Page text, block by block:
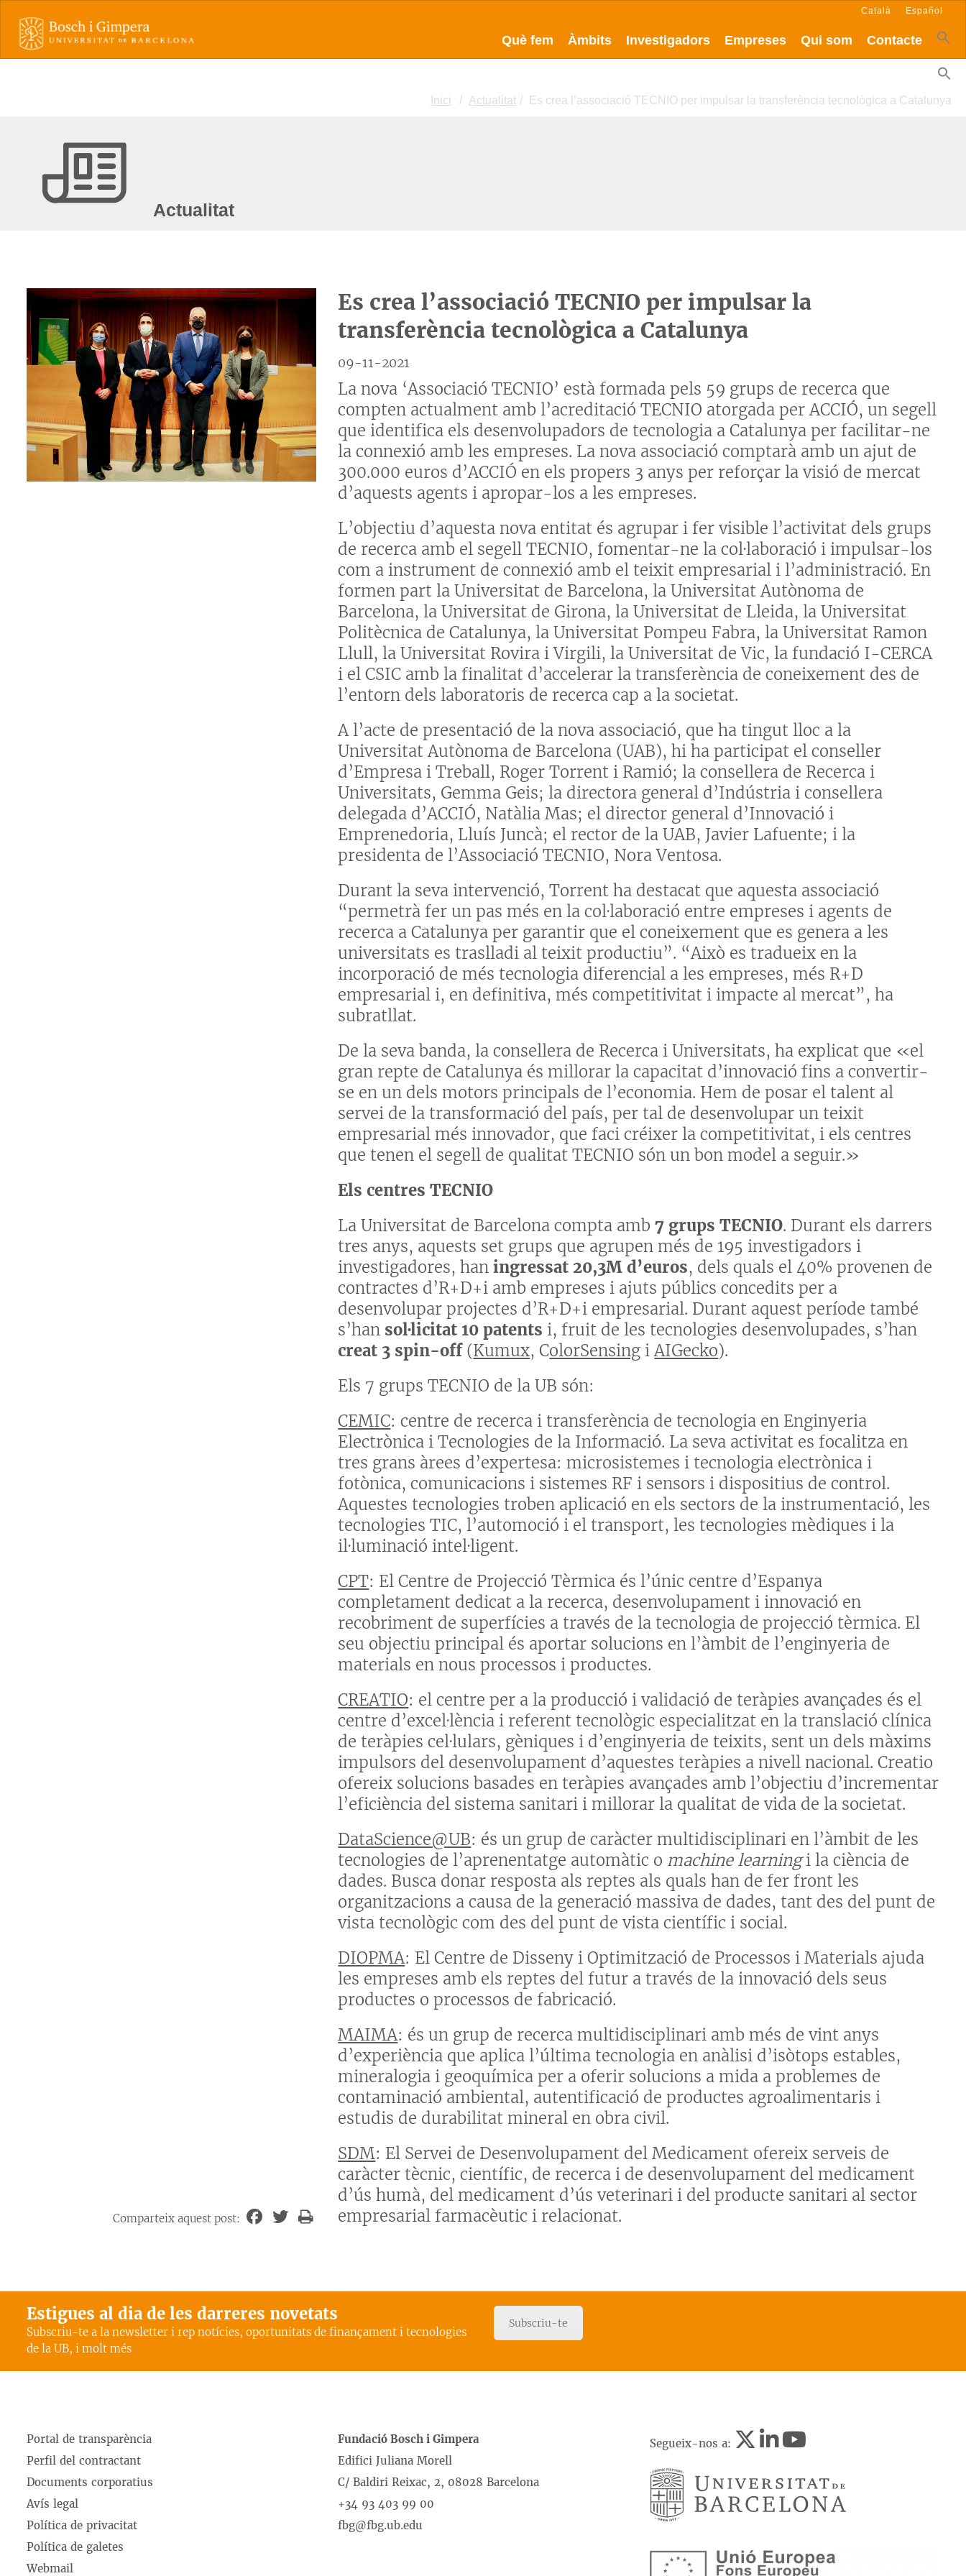
Què fem Àmbits Investigadors Empreses Qui som Contacte
Català Español
Inici Actualitat Es crea l’associació TECNIO per impulsar la transferència tecnològica a Catalunya
Actualitat
Es crea l’associació TECNIO per impulsar la
transferència tecnològica a Catalunya
09-11-2021
La nova ‘Associació TECNIO’ està formada pels 59 grups de recerca que
compten actualment amb l’acreditació TECNIO atorgada per ACCIÓ, un segell
que identifica els desenvolupadors de tecnologia a Catalunya per facilitar-ne
la connexió amb les empreses. La nova associació comptarà amb un ajut de
300.000 euros d’ACCIÓ en els propers 3 anys per reforçar la visió de mercat
d’aquests agents i apropar-los a les empreses.
L’objectiu d’aquesta nova entitat és agrupar i fer visible l’activitat dels grups
de recerca amb el segell TECNIO, fomentar-ne la col·laboració i impulsar-los
com a instrument de connexió amb el teixit empresarial i l’administració. En
formen part la Universitat de Barcelona, la Universitat Autònoma de
Barcelona, la Universitat de Girona, la Universitat de Lleida, la Universitat
Politècnica de Catalunya, la Universitat Pompeu Fabra, la Universitat Ramon
Llull, la Universitat Rovira i Virgili, la Universitat de Vic, la fundació I-CERCA
i el CSIC amb la finalitat d’accelerar la transferència de coneixement des de
l’entorn dels laboratoris de recerca cap a la societat.
A l’acte de presentació de la nova associació, que ha tingut lloc a la
Universitat Autònoma de Barcelona (UAB), hi ha participat el conseller
d’Empresa i Treball, Roger Torrent i Ramió; la consellera de Recerca i
Universitats, Gemma Geis; la directora general d’Indústria i consellera
delegada d’ACCIÓ, Natàlia Mas; el director general d’Innovació i
Emprenedoria, Lluís Juncà; el rector de la UAB, Javier Lafuente; i la
presidenta de l’Associació TECNIO, Nora Ventosa.
Durant la seva intervenció, Torrent ha destacat que aquesta associació
“permetrà fer un pas més en la col·laboració entre empreses i agents de
recerca a Catalunya per garantir que el coneixement que es genera a les
universitats es traslladi al teixit productiu”. “Això es tradueix en la
incorporació de més tecnologia diferencial a les empreses, més R+D
empresarial i, en definitiva, més competitivitat i impacte al mercat”, ha
subratllat.
De la seva banda, la consellera de Recerca i Universitats, ha explicat que «el
gran repte de Catalunya és millorar la capacitat d’innovació fins a convertir-
se en un dels motors principals de l’economia. Hem de posar el talent al
servei de la transformació del país, per tal de desenvolupar un teixit
empresarial més innovador, que faci créixer la competitivitat, i els centres
que tenen el segell de qualitat TECNIO són un bon model a seguir.»
Els centres TECNIO
La Universitat de Barcelona compta amb7 grups TECNIO. Durant els darrers
tres anys, aquests set grups que agrupen més de 195 investigadors i
investigadores, haningressat 20,3M d’euros, dels quals el 40% provenen de
contractes d’R+D+i amb empreses i ajuts públics concedits per a
desenvolupar projectes d’R+D+i empresarial. Durant aquest període també
s’han sol·licitat 10 patents i, fruit de les tecnologies desenvolupades, s’han
creat 3 spin-off(Kumux, ColorSensing i AIGecko).
Els 7 grups TECNIO de la UB són:
CEMIC: centre de recerca i transferència de tecnologia en Enginyeria
Electrònica i Tecnologies de la Informació. La seva activitat es focalitza en
tres grans àrees d’expertesa: microsistemes i tecnologia electrònica i
fotònica, comunicacions i sistemes RF i sensors i dispositius de control.
Aquestes tecnologies troben aplicació en els sectors de la instrumentació, les
tecnologies TIC, l’automoció i el transport, les tecnologies mèdiques i la
il·luminació intel·ligent.
CPT: El Centre de Projecció Tèrmica és l’únic centre d’Espanya
completament dedicat a la recerca, desenvolupament i innovació en
recobriment de superfícies a través de la tecnologia de projecció tèrmica. El
seu objectiu principal és aportar solucions en l’àmbit de l’enginyeria de
materials en nous processos i productes.
CREATIO: el centre per a la producció i validació de teràpies avançades és el
centre d’excel·lència i referent tecnològic especialitzat en la translació clínica
de teràpies cel·lulars, gèniques i d’enginyeria de teixits, sent un dels màxims
impulsors del desenvolupament d’aquestes teràpies a nivell nacional. Creatio
ofereix solucions basades en teràpies avançades amb l’objectiu d’incrementar
l’eficiència del sistema sanitari i millorar la qualitat de vida de la societat.
DataScience@UB: és un grup de caràcter multidisciplinari en l’àmbit de les
tecnologies de l’aprenentatge automàtic o machine learningi la ciència de
dades. Busca donar resposta als reptes als quals han de fer front les
organitzacions a causa de la generació massiva de dades, tant des del punt de
vista tecnològic com des del punt de vista científic i social.
DIOPMA: El Centre de Disseny i Optimització de Processos i Materials ajuda
les empreses amb els reptes del futur a través de la innovació dels seus
productes o processos de fabricació.
MAIMA: és un grup de recerca multidisciplinari amb més de vint anys
d’experiència que aplica l’última tecnologia en anàlisi d’isòtops estables,
mineralogia i geoquímica per a oferir solucions a mida a problemes de
contaminació ambiental, autentificació de productes agroalimentaris i
estudis de durabilitat mineral en obra civil.
SDM: El Servei de Desenvolupament del Medicament ofereix serveis de
caràcter tècnic, científic, de recerca i de desenvolupament del medicament
d’ús humà, del medicament d’ús veterinari i del producte sanitari al sector
empresarial farmacèutic i relacionat.
Comparteix aquest post:
Estigues al dia de les darreres novetats
Subscriu-te a la newsletter i rep notícies, oportunitats de finançament i tecnologies
de la UB, i molt més
Subscriu-te
Portal de transparència
Perfil del contractant
Documents corporatius
Avís legal
Política de privacitat
Política de galetes
Webmail
Fundació Bosch i Gimpera
Edifici Juliana Morell
C/ Baldiri Reixac, 2, 08028 Barcelona
+34 93 403 99 00
fbg@fbg.ub.edu
Segueix-nos a: